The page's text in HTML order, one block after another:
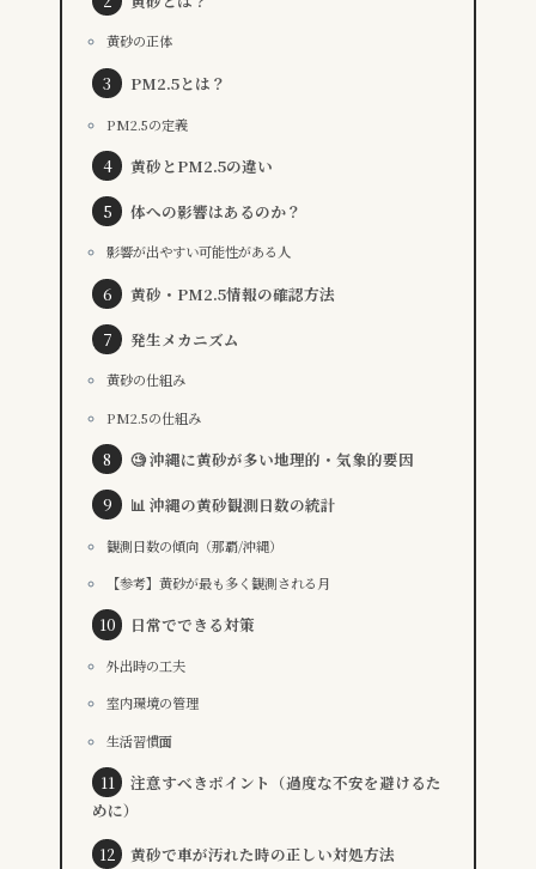
黄砂の正体
PM2.5とは？
PM2.5の定義
黄砂とPM2.5の違い
体への影響はあるのか？
影響が出やすい可能性がある人
黄砂・PM2.5情報の確認方法
発生メカニズム
黄砂の仕組み
PM2.5の仕組み
🧐 沖縄に黄砂が多い地理的・気象的要因
📊 沖縄の黄砂観測日数の統計
観測日数の傾向（那覇/沖縄）
【参考】黄砂が最も多く観測される月
日常でできる対策
外出時の工夫
室内環境の管理
生活習慣面
注意すべきポイント（過度な不安を避けるた
めに）
黄砂で車が汚れた時の正しい対処方法